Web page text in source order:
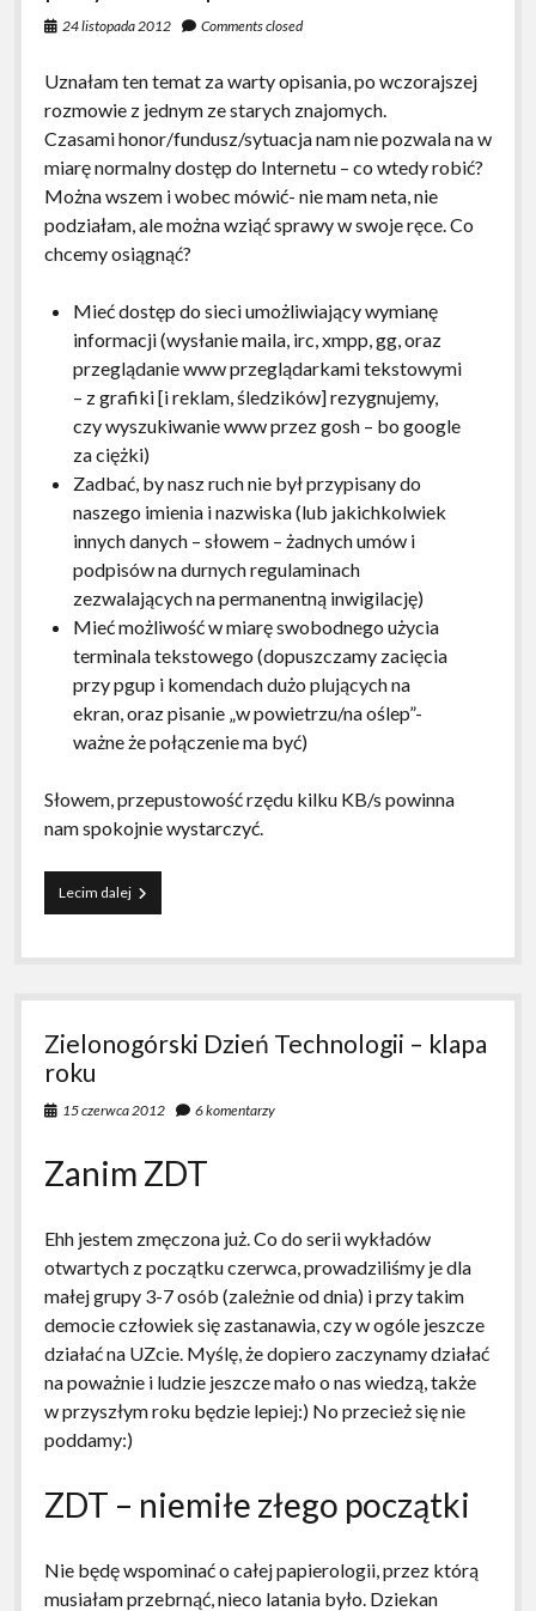
24 listopada 2012 Comments closed
Uznałam ten temat za warty opisania, po wczorajszej
rozmowie z jednym ze starych znajomych.
Czasami honor/fundusz/sytuacja nam nie pozwala na w
miarę normalny dostęp do Internetu – co wtedy robić?
Można wszem i wobec mówić- nie mam neta, nie
podziałam, ale można wziąć sprawy w swoje ręce. Co
chcemy osiągnąć?
Mieć dostęp do sieci umożliwiający wymianę
informacji (wysłanie maila, irc, xmpp, gg, oraz
przeglądanie www przeglądarkami tekstowymi
– z grafiki [i reklam, śledzików] rezygnujemy,
czy wyszukiwanie www przez gosh – bo google
za ciężki)
Zadbać, by nasz ruch nie był przypisany do
naszego imienia i nazwiska (lub jakichkolwiek
innych danych – słowem – żadnych umów i
podpisów na durnych regulaminach
zezwalających na permanentną inwigilację)
Mieć możliwość w miarę swobodnego użycia
terminala tekstowego (dopuszczamy zacięcia
przy pgup i komendach dużo plujących na
ekran, oraz pisanie „w powietrzu/na oślep”-
ważne że połączenie ma być)
Słowem, przepustowość rzędu kilku KB/s powinna
nam spokojnie wystarczyć.
Lecim dalejAlternatywne
metody
do
sieci
czyli
jak
partyzantem
online
Zielonogórski Dzień Technologii – klapa
roku
15 czerwca 2012 6 komentarzy
Zanim ZDT
Ehh jestem zmęczona już. Co do serii wykładów
otwartych z początku czerwca, prowadziliśmy je dla
małej grupy 3-7 osób (zależnie od dnia) i przy takim
democie człowiek się zastanawia, czy w ogóle jeszcze
działać na UZcie. Myślę, że dopiero zaczynamy działać
na poważnie i ludzie jeszcze mało o nas wiedzą, także
w przyszłym roku będzie lepiej:) No przecież się nie
poddamy:)
ZDT – niemiłe złego początki
Nie będę wspominać o całej papierologii, przez którą
musiałam przebrnąć, nieco latania było. Dziekan